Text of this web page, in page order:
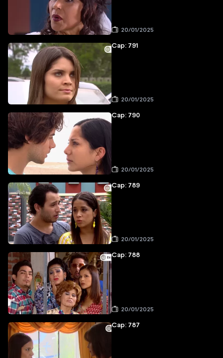
20/01/2025
Cap: 791
20/01/2025
Cap: 790
20/01/2025
Cap: 789
20/01/2025
Cap: 788
20/01/2025
Cap: 787